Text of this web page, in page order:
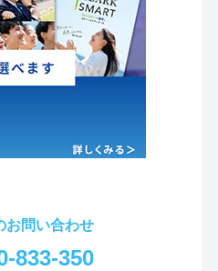
お問い合わせ
833-350